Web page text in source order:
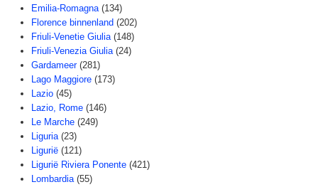
Emilia-Romagna (134)
Florence binnenland (202)
Friuli-Venetie Giulia (148)
Friuli-Venezia Giulia (24)
Gardameer (281)
Lago Maggiore (173)
Lazio (45)
Lazio, Rome (146)
Le Marche (249)
Liguria (23)
Ligurië (121)
Ligurië Riviera Ponente (421)
Lombardia (55)